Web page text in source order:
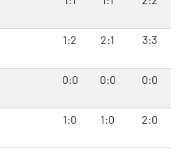
1:2 2:1 3:3
0:0 0:0 0:0
1:0 1:0 2:0